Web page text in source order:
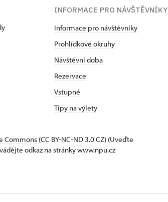
INFORMACE PRO NÁVŠTĚVNÍKY
Informace pro návštěvníky
Prohlídkové okruhy
Návštěvní doba
Rezervace
Vstupné
Tipy na výlety
Commons (CC BY-NC-ND 3.0 CZ) (Uveďte
odkaz na stránky www.npu.cz